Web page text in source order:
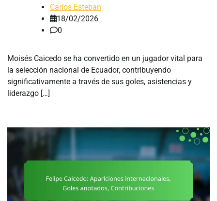
Carlos Esteban
18/02/2026
0
Moisés Caicedo se ha convertido en un jugador vital para
la selección nacional de Ecuador, contribuyendo
significativamente a través de sus goles, asistencias y
liderazgo […]